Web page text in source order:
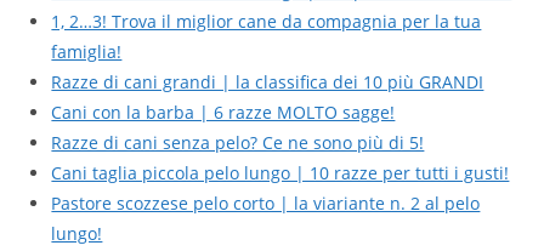
1, 2…3! Trova il miglior cane da compagnia per la tua
famiglia!
Razze di cani grandi | la classifica dei 10 più GRANDI
Cani con la barba | 6 razze MOLTO sagge!
Razze di cani senza pelo? Ce ne sono più di 5!
Cani taglia piccola pelo lungo | 10 razze per tutti i gusti!
Pastore scozzese pelo corto | la viariante n. 2 al pelo
lungo!